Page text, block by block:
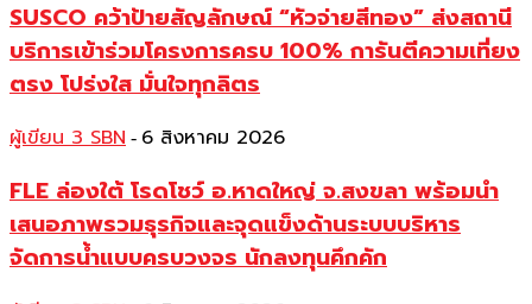
SUSCO คว้าป้ายสัญลักษณ์ “หัวจ่ายสีทอง” ส่งสถานี
บริการเข้าร่วมโครงการครบ 100% การันตีความเที่ยง
ตรง โปร่งใส มั่นใจทุกลิตร
ผู้เขียน 3 SBN - 6 สิงหาคม 2026
FLE ล่องใต้ โรดโชว์ อ.หาดใหญ่ จ.สงขลา พร้อมนำ
เสนอภาพรวมธุรกิจและจุดแข็งด้านระบบบริหาร
จัดการน้ำแบบครบวงจร นักลงทุนคึกคัก